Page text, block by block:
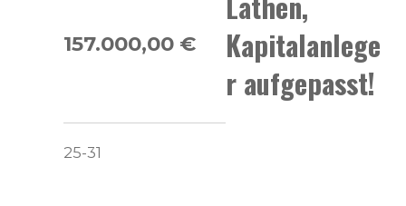
Kapitalanlege
r aufgepasst!
157.000,00 €
25-31